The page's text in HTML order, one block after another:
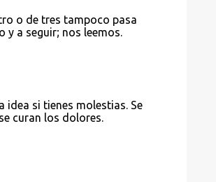
o de tres tampoco pasa
y a seguir; nos leemos.
idea si tienes molestias. Se
curan los dolores.